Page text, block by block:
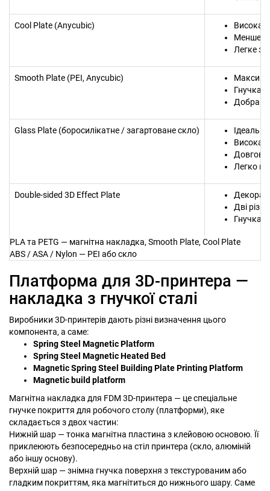
Cool Plate (Anycubic)
Висока
Менше
Легке
Smooth Plate (PEI, Anycubic)
Гнучка
Добра
Glass Plate (боросилікатне / загартоване скло)
Висока
Легко
Double-sided 3D Effect Plate
Дві
Гнучка
PLA та PETG — магнітна накладка, Smooth Plate, Cool Plate
ABS / ASA / Nylon — PEI або скло
Платформа для 3D-принтера —
накладка з гнучкої сталі
Виробники 3D-принтерів дають різні визначення цього
компонента, а саме:
Spring Steel Magnetic Platform
Spring Steel Magnetic Heated Bed
Magnetic Spring Steel Building Plate Printing Platform
Magnetic build platform
Магнітна накладка для FDM 3D-принтера — це спеціальне
гнучке покриття для робочого столу (платформи), яке
складається з двох частин:
Нижній шар — тонка магнітна пластина з клейовою основою. Її
приклеюють безпосередньо на стіл принтера (скло, алюміній
або іншу основу).
Верхній шар — знімна гнучка поверхня з текстурованим або
гладким покриттям, яка магнітиться до нижнього шару. Саме